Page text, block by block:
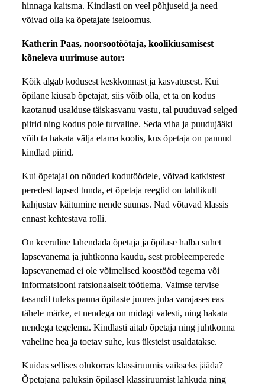
hinnaga kaitsma. Kindlasti on veel põhjuseid ja need
võivad olla ka õpetajate iseloomus.
Katherin Paas, noorsootöötaja, koolikiusamisest
kõneleva uurimuse autor:
Kõik algab kodusest keskkonnast ja kasvatusest. Kui
õpilane kiusab õpetajat, siis võib olla, et ta on kodus
kaotanud usalduse täiskasvanu vastu, tal puuduvad selged
piirid ning kodus pole turvaline. Seda viha ja puudujääki
võib ta hakata välja elama koolis, kus õpetaja on pannud
kindlad piirid.
Kui õpetajal on nõuded kodutöödele, võivad katkistest
peredest lapsed tunda, et õpetaja reeglid on tahtlikult
kahjustav käitumine nende suunas. Nad võtavad klassis
ennast kehtestava rolli.
On keeruline lahendada õpetaja ja õpilase halba suhet
lapsevanema ja juhtkonna kaudu, sest probleemperede
lapsevanemad ei ole võimelised koostööd tegema või
informatsiooni ratsionaalselt töötlema. Vaimse tervise
tasandil tuleks panna õpilaste juures juba varajases eas
tähele märke, et nendega on midagi valesti, ning hakata
nendega tegelema. Kindlasti aitab õpetaja ning juhtkonna
vaheline hea ja toetav suhe, kus üksteist usaldatakse.
Kuidas sellises olukorras klassiruumis vaikseks jääda?
Õpetajana paluksin õpilasel klassiruumist lahkuda ning